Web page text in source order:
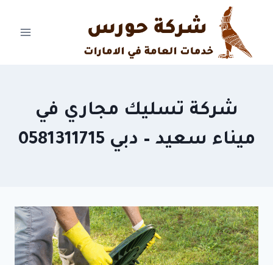
content
شركة تسليك مجاري في
ميناء سعيد – دبي 0581311715